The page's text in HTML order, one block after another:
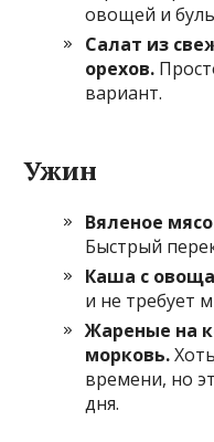
овощей и
Салат из
орехов.
вариант.
Ужин
Вяленое
Быстрый
Каша с
и не требует
Жареные на
морковь.
времени, но
дня.